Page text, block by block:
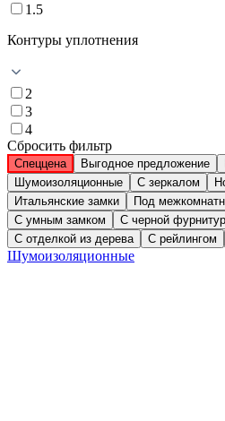
1.5
Контуры уплотнения
2
3
4
Сбросить фильтр
Спеццена Выгодное предложение
Шумоизоляционные
С зеркалом
Итальянские замки
Под
С умным замком
С черной
С отделкой из дерева
С рейлингом
Шумоизоляционные